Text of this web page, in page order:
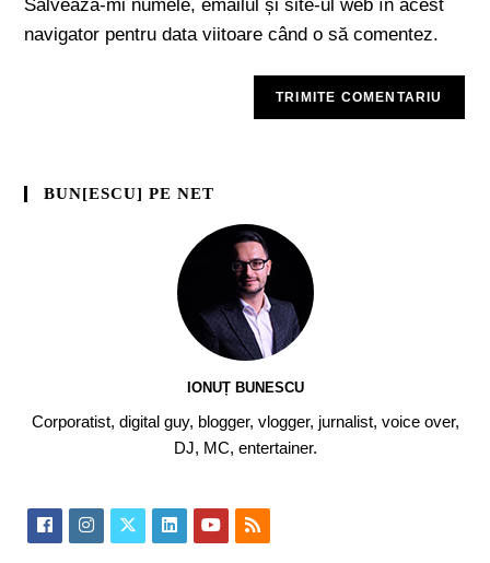
Salvează-mi numele, emailul și site-ul web în acest
navigator pentru data viitoare când o să comentez.
BUN[ESCU] PE NET
IONUȚ BUNESCU
Corporatist, digital guy, blogger, vlogger, jurnalist, voice over,
DJ, MC, entertainer.